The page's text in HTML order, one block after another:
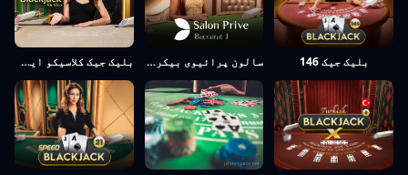
بلیک جیک 146 سالون پرائیوی بیکراٹ J بلیک جیک کلاسیکو این اسپینول 22